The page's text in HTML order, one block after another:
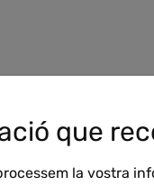
que
la vostra